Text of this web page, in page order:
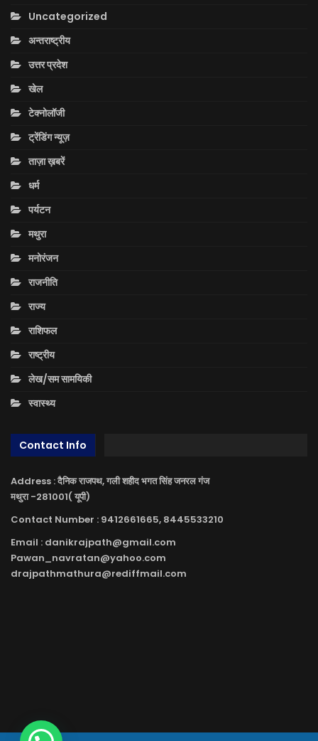
Uncategorized
अन्तराष्ट्रीय
उत्तर प्रदेश
खेल
टेक्नोलॉजी
ट्रेंडिंग न्यूज़
ताज़ा ख़बरें
धर्म
पर्यटन
मथुरा
मनोरंजन
राजनीति
राज्य
राशिफल
राष्ट्रीय
लेख/सम सामयिकी
स्वास्थ्य
Contact Info
Address : दैनिक राजपथ, गली शहीद भगत सिंह जनरल गंज
मथुरा -281001( यूपी)
Contact Number : 9412661665, 8445533210
Email : danikrajpath@gmail.com
Pawan_navratan@yahoo.com
drajpathmathura@rediffmail.com